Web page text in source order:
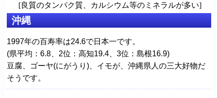
[良質のタンパク質、カルシウム等のミネラルが多い]
沖縄
1997年の百寿率は24.6で日本一です。
(県平均：6.8、2位：高知19.4、3位：島根16.9)
豆腐、ゴーヤ(にがうり)、イモが、沖縄県人の三大好物だ
そうです。